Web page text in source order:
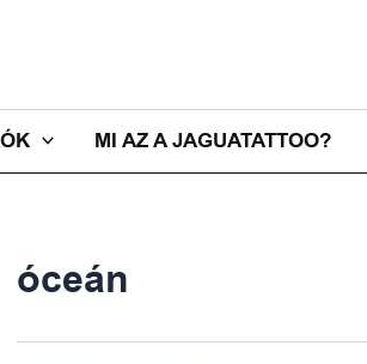
MI AZ A JAGUATATTOO?
óceán